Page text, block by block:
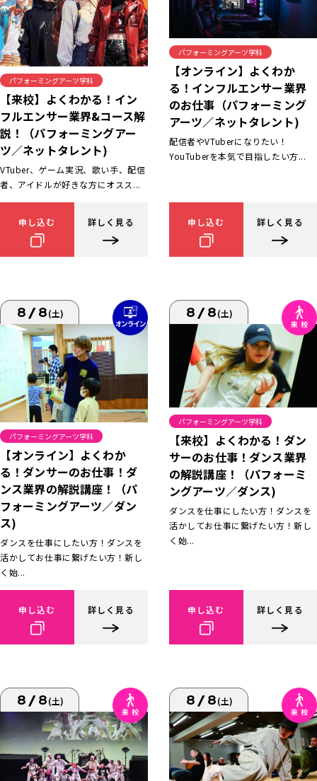
パフォーミングアーツ学科
【来校】よくわかる！イン
フルエンサー業界&コース解
説！（パフォーミングアー
ツ／ネットタレント)
VTuber、ゲーム実況、歌い手、配信
者、アイドルが好きな方にオスス...
申し込む 詳しく見る
パフォーミングアーツ学科
【オンライン】よくわか
る！インフルエンサー業界
のお仕事（パフォーミング
アーツ／ネットタレント)
配信者やVTuberになりたい！
YouTuberを本気で目指したい方...
申し込む 詳しく見る
8/8(土)
パフォーミングアーツ学科
【オンライン】よくわか
る！ダンサーのお仕事！ダ
ンス業界の解説講座！（パ
フォーミングアーツ／ダン
ス)
ダンスを仕事にしたい方！ダンスを
活かしてお仕事に繋げたい方！新し
く始...
申し込む 詳しく見る
8/8(土)
パフォーミングアーツ学科
【来校】よくわかる！ダン
サーのお仕事！ダンス業界
の解説講座！（パフォーミ
ングアーツ／ダンス)
ダンスを仕事にしたい方！ダンスを
活かしてお仕事に繋げたい方！新し
く始...
申し込む 詳しく見る
8/8(土) 8/8(土)